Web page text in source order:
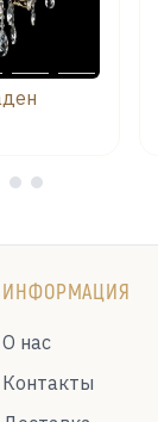
ИНФОРМАЦИЯ
О нас
Контакты